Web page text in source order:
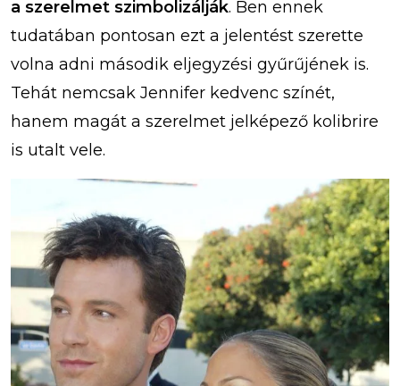
a szerelmet szimbolizálják. Ben ennek
tudatában pontosan ezt a jelentést szerette
volna adni második eljegyzési gyűrűjének is.
Tehát nemcsak Jennifer kedvenc színét,
hanem magát a szerelmet jelképező kolibrire
is utalt vele.